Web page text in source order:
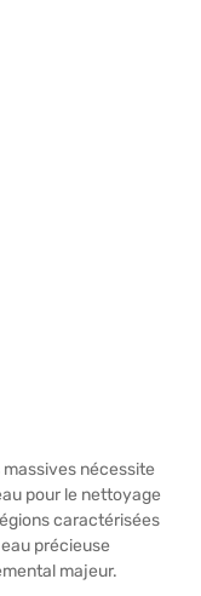
nécessite
pour le nettoyage
caractérisées
précieuse
majeur.